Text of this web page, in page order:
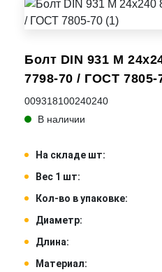
Болт DIN 931 M
7798-70 / ГОСТ 7805-
009318100240240
В наличии
На складе шт:
Вес 1 шт:
Кол-во в упаковке:
Диаметр:
Длина:
Материал: